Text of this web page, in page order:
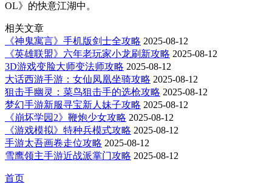
OL》的快意江湖中。
相关文章
《神鬼寓言》手机版剑士全攻略 2025-08-12
《英雄联盟》六年老玩家小龙刷新攻略 2025-08-12
3D游戏变脸大师变法师攻略 2025-08-12
大话西游手游：女仙凤凰坐骑攻略 2025-08-12
狙击手幽灵：菜鸟狙击手的选枪攻略 2025-08-12
梦幻手游新服寻宝新人妹子攻略 2025-08-12
《崩坏学园2》鞭炮少女攻略 2025-08-12
《游戏模拟》特种兵模式攻略 2025-08-12
手游太吾画卷走位攻略 2025-08-12
雪鹰领主手游近战派掌门攻略 2025-08-12
首页